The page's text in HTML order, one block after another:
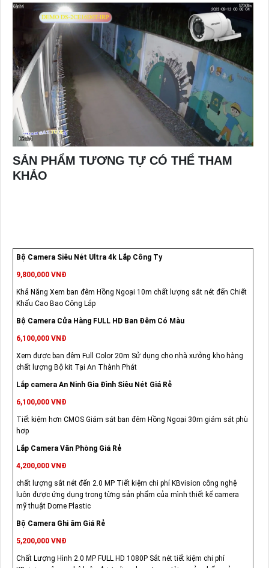
SẢN PHẨM TƯƠNG TỰ CÓ THỂ THAM
KHẢO
Bộ Camera Siêu Nét Ultra 4k Lắp Công Ty
9,800,000 VNĐ
Khả Năng Xem ban đêm Hồng Ngoại 10m chất lượng sắt nét đến Chiết
Khấu Cao Bao Công Lắp
Bộ Camera Cửa Hàng FULL HD Ban Đêm Có Màu
6,100,000 VNĐ
Xem được ban đêm Full Color 20m Sử dụng cho nhà xưởng kho hàng
chất lượng Bộ kit Tại An Thành Phát
Lắp camera An Ninh Gia Đình Siêu Nét Giá Rẻ
6,100,000 VNĐ
Tiết kiệm hơn CMOS Giám sát ban đêm Hồng Ngoại 30m giám sát phù
hơp
Lắp Camera Văn Phòng Giá Rẻ
4,200,000 VNĐ
chất lượng sắt nét đến 2.0 MP Tiết kiệm chi phí KBvision công nghệ
luôn được ứng dụng trong từng sản phẩm của mình thiết kế camera
mỹ thuật Dome Plastic
Bộ Camera Ghi âm Giá Rẻ
5,200,000 VNĐ
Chất Lượng Hình 2.0 MP FULL HD 1080P Sắt nét tiết kiệm chi phí